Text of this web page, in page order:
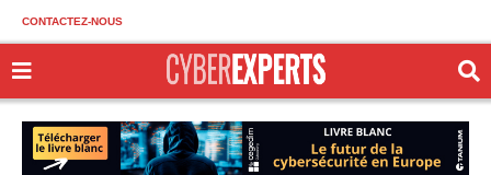
CONTACTEZ-NOUS